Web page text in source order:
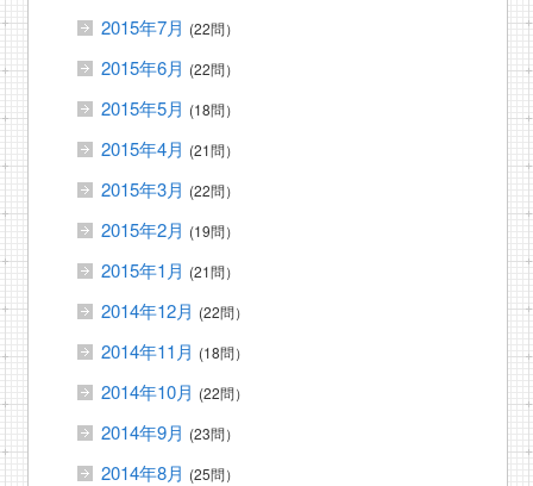
2015年7月 (22問）
2015年6月 (22問）
2015年5月 (18問）
2015年4月 (21問）
2015年3月 (22問）
2015年2月 (19問）
2015年1月 (21問）
2014年12月 (22問）
2014年11月 (18問）
2014年10月 (22問）
2014年9月 (23問）
2014年8月 (25問）